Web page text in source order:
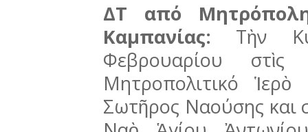
ΔΤ από
Καμπανίας: Τὴν
Φεβρουαρίου
Μητροπολιτικό
Σωτῆρος Ναούσης και